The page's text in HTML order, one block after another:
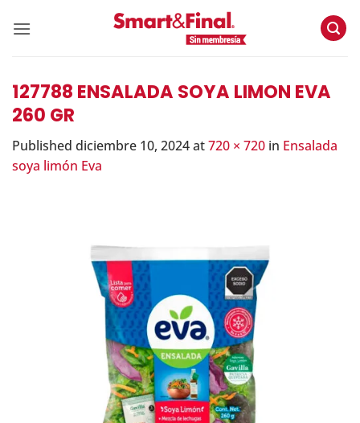
127788 ENSALADA SOYA LIMON EVA
260 GR
Published diciembre 10, 2024at720 × 720 in Ensalada
soya limón Eva